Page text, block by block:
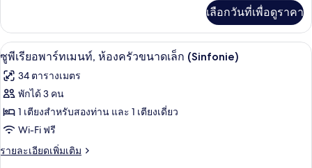
เดี่ยว
เตียง,
ห้อง
ครัว
ขนาด
เล็ก,
ชั้น
เกี่ยว
กับ
สตู
ดิ
โอ,
เตียง
เตียง,
ครัว
เลือกวันที่เพื่อดูราคา
เปิด
ภาพถ่าย
ทั้งหมด
ของ
ซู
พี
ซูพีเรียอพาร์ทเมนท์, ห้องครัวขนาดเล็
7
ซูพีเรียอพาร์ทเมนท์, ห้องครัวขนาดเล็ก (Sinfonie)
34 ตารางเมตร
พักได้ 3 คน
1 เตียงสำหรับสองท่าน และ 1 เตียงเดี่ยว
Wi-Fi ฟรี
รายละเอียดเพิ่มเติม
ราย